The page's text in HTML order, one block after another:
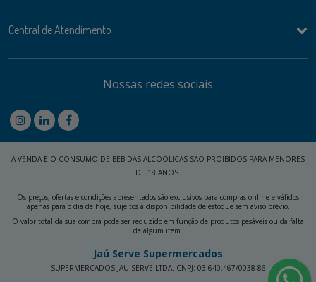
Central de Atendimento
Nossas redes sociais
A VENDA E O CONSUMO DE BEBIDAS ALCOÓLICAS SÃO PROIBIDOS PARA MENORES
DE 18 ANOS.
Os preços, ofertas e condições apresentados são exclusivos para compras online e válidos
apenas para o dia de hoje, sujeitos à disponibilidade de estoque sem aviso prévio.
O valor total da sua compra pode ser reduzido em função de produtos pesáveis ou da falta
de algum item.
Jaú Serve Supermercados
SUPERMERCADOS JAU SERVE LTDA. CNPJ: 03.640.467/0038-86